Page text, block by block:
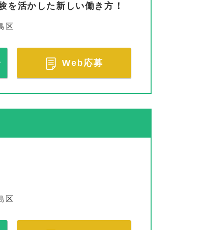
活かした新しい働き方！
区
Web応募
区